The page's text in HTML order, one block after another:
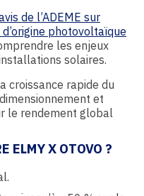
de l’ADEME sur
photovoltaïque
les enjeux
solaires.
croissance rapide du
et
le rendement global
ELMY X OTOVO ?